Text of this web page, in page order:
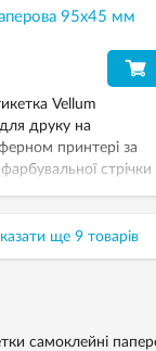
95х45 мм
Vellum
друку на
принтері за
ще 9 товарів
самоклейні